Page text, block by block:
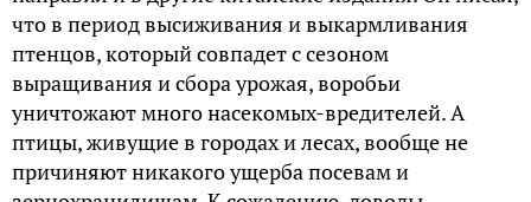
что в период высиживания и выкармливания
птенцов, который совпадет с сезоном
выращивания и сбора урожая, воробьи
уничтожают много насекомых-вредителей. А
птицы, живущие в городах и лесах, вообще не
причиняют никакого ущерба посевам и